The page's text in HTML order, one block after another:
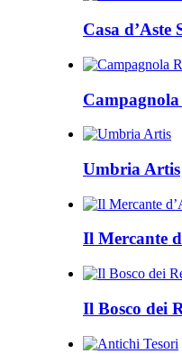
Casa d’Aste
Umbria Artis
Il Mercante
Il Bosco dei